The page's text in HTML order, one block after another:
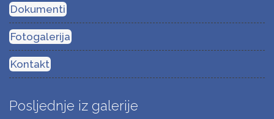
Dokumenti
Fotogalerija
Kontakt
Posljednje iz galerije